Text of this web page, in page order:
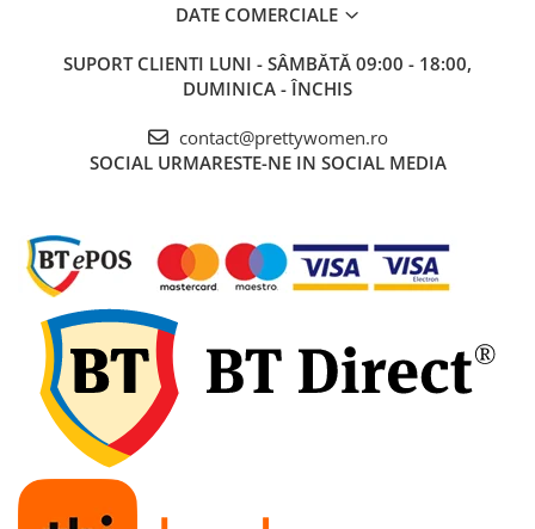
DATE COMERCIALE
SUPORT CLIENTI LUNI - SÂMBĂTĂ 09:00 - 18:00,
DUMINICA - ÎNCHIS
contact@prettywomen.ro
SOCIAL URMARESTE-NE IN SOCIAL MEDIA